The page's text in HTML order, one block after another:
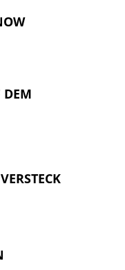
DEM